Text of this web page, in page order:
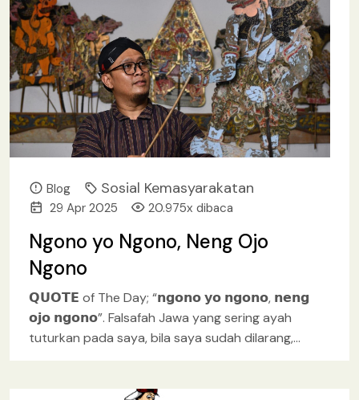
Blog Sosial Kemasyarakatan
29 Apr 2025 20.975x dibaca
Ngono yo Ngono, Neng Ojo
Ngono
𝗤𝗨𝗢𝗧𝗘 of The Day; “𝗻𝗴𝗼𝗻𝗼 𝘆𝗼 𝗻𝗴𝗼𝗻𝗼, 𝗻𝗲𝗻𝗴
𝗼𝗷𝗼 𝗻𝗴𝗼𝗻𝗼”. Falsafah Jawa yang sering ayah
tuturkan pada saya, bila saya sudah dilarang,